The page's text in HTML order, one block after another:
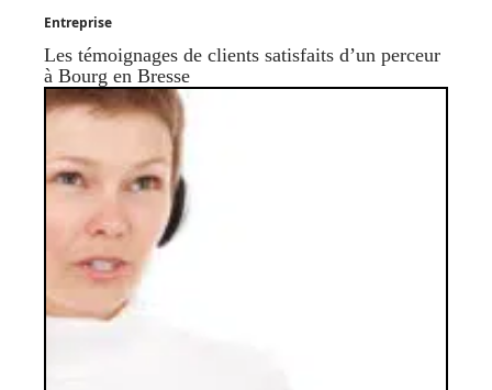
Entreprise
Les témoignages de clients satisfaits d’un perceur
à Bourg en Bresse